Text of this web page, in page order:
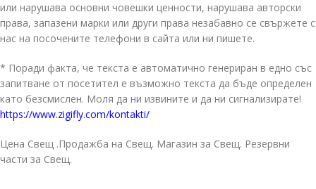
или нарушава основни човешки ценности, нарушава авторски
права, запазени марки или други права незабавно се свържете с
нас на посочените телефони в сайта или ни пишете.
* Поради факта, че текста е автоматично генериран в едно със
запитване от посетител е възможно текста да бъде определен
като безсмислен. Моля да ни извините и да ни сигнализирате!
https://www.zigifly.com/kontakti/
Цена Свещ .Продажба на Свещ. Магазин за Свещ. Резервни
части за Свещ.